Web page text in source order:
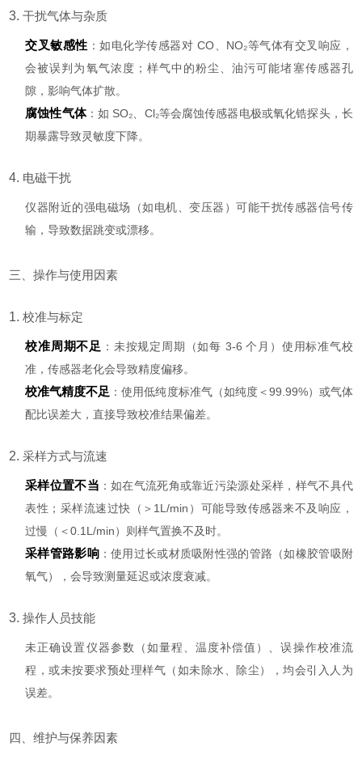
3.干扰气体与杂质
交叉敏感性 ：如电化学传感器对 CO、NO₂等气体有交叉响应，
会被误判为氧气浓度；样气中的粉尘、油污可能堵塞传感器孔
隙，影响气体扩散。
腐蚀性气体：如 SO₂、Cl₂等会腐蚀传感器电极或氧化锆探头，长
期暴露导致灵敏度下降。
4. 电磁干扰
仪器附近的强电磁场（如电机、变压器）可能干扰传感器信号传
输，导致数据跳变或漂移。
三、操作与使用因素
1.校准与标定
校准周期不足 ：未按规定周期（如每 3-6 个月）使用标准气校
准，传感器老化会导致精度偏移。
校准气精度不足 ：使用低纯度标准气（如纯度＜99.99%）或气体
配比误差大，直接导致校准结果偏差。
2.采样方式与流速
采样位置不当 ：如在气流死角或靠近污染源处采样，样气不具代
表性；采样流速过快（＞1L/min）可能导致传感器来不及响应，
过慢（＜0.1L/min）则样气置换不及时。
采样管路影响：使用过长或材质吸附性强的管路（如橡胶管吸附
氧气），会导致测量延迟或浓度衰减。
3.操作人员技能
未正确设置仪器参数（如量程、温度补偿值）、误操作校准流
程，或未按要求预处理样气（如未除水、除尘），均会引入人为
误差。
四、维护与保养因素